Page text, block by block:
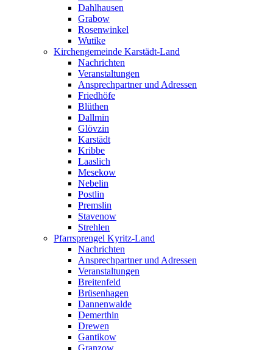
Dahlhausen
Grabow
Rosenwinkel
Wutike
Kirchengemeinde Karstädt-Land
Nachrichten
Veranstaltungen
Ansprechpartner und Adressen
Friedhöfe
Blüthen
Dallmin
Glövzin
Karstädt
Kribbe
Laaslich
Mesekow
Nebelin
Postlin
Premslin
Stavenow
Strehlen
Pfarrsprengel Kyritz-Land
Nachrichten
Ansprechpartner und Adressen
Veranstaltungen
Breitenfeld
Brüsenhagen
Dannenwalde
Demerthin
Drewen
Gantikow
Granzow